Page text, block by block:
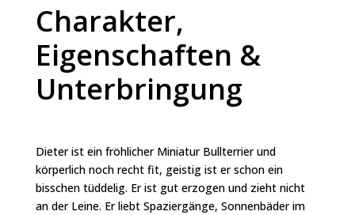
Charakter,
Eigenschaften &
Unterbringung
Dieter ist ein fröhlicher Miniatur Bullterrier und
körperlich noch recht fit, geistig ist er schon ein
bisschen tüddelig. Er ist gut erzogen und zieht nicht
an der Leine. Er liebt Spaziergänge, Sonnenbäder im